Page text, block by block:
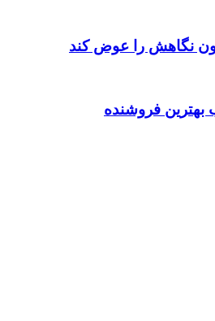
نگاهش را عوض کند
بهترین فروشنده